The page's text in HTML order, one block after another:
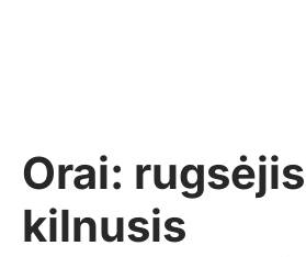
Orai: rugsėjis
kilnusis